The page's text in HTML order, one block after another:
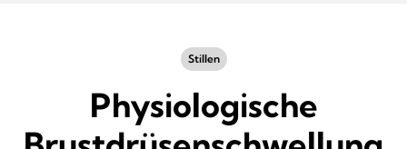
Stillen
Physiologische